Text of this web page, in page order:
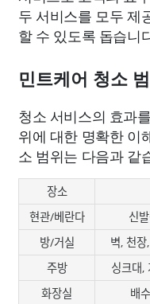
두 서비스를 모두 제
할 수 있도록 돕습니
민트케어 청소
청소 서비스의 효과
위에 대한 명확한 이
소 범위는 다음과 같
장소
현관/베란다
신
방/거실
벽, 천
주방
싱크대,
화장실
배